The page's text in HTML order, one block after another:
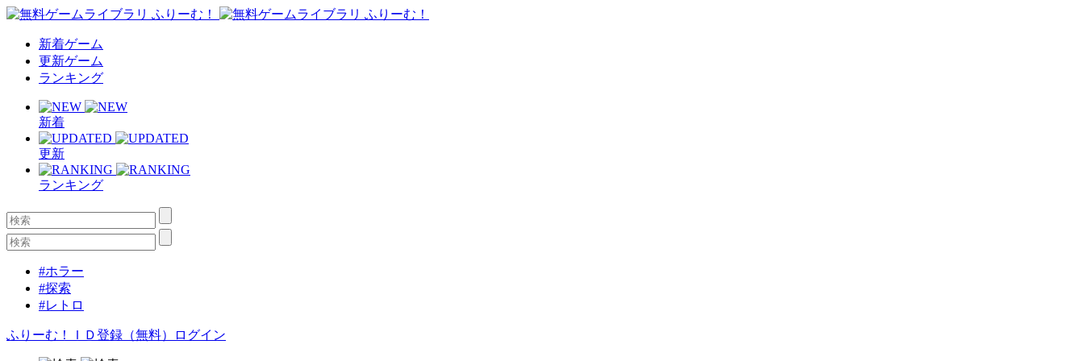
新着ゲーム
更新ゲーム
ランキング
新着
更新
ランキング
#ホラー
#探索
#レトロ
ふりーむ！ＩＤ登録（無料） ログイン